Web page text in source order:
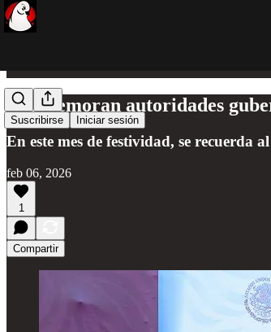
Suscribirse Iniciar sesión
Conmemoran autoridades
En este mes de festividad, se recuerda
feb 06, 2026
1
Compartir